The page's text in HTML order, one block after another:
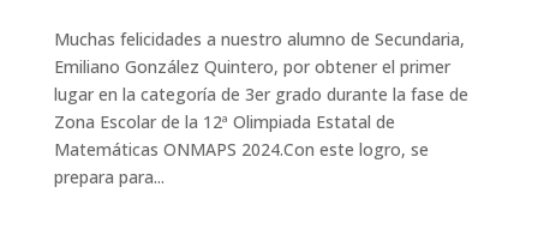
Muchas felicidades a nuestro alumno de Secundaria,
Emiliano González Quintero, por obtener el primer
lugar en la categoría de 3er grado durante la fase de
Zona Escolar de la 12ª Olimpiada Estatal de
Matemáticas ONMAPS 2024.Con este logro, se
prepara para...